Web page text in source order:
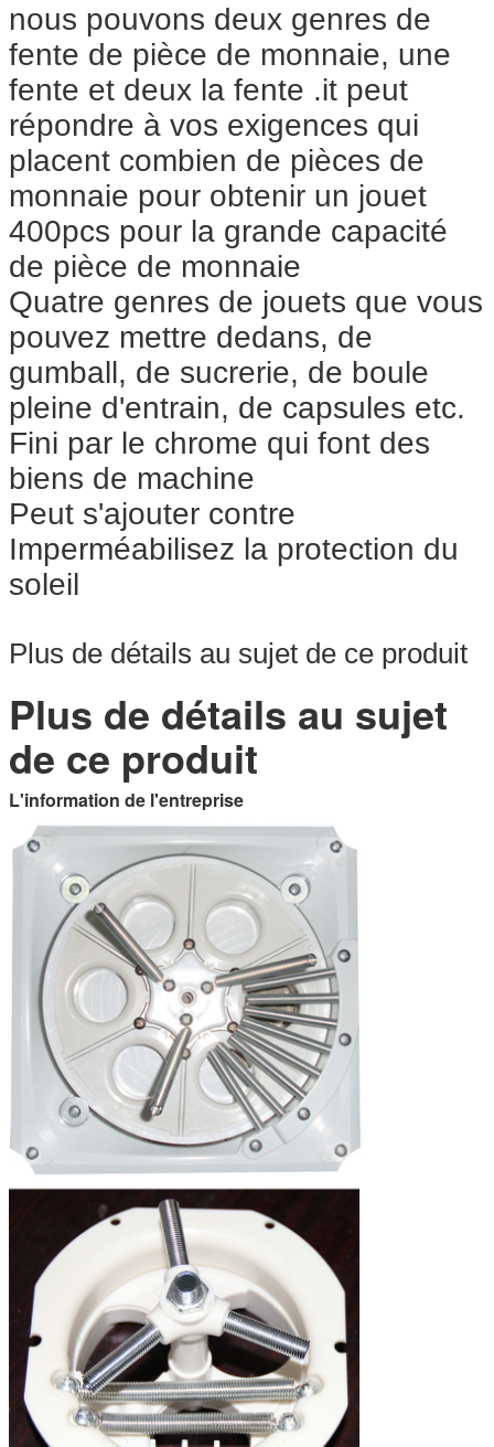
nous pouvons deux genres de
fente de pièce de monnaie, une
fente et deux la fente .it peut
répondre à vos exigences qui
placent combien de pièces de
monnaie pour obtenir un jouet
400pcs pour la grande capacité
de pièce de monnaie
Quatre genres de jouets que vous
pouvez mettre dedans, de
gumball, de sucrerie, de boule
pleine d'entrain, de capsules etc.
Fini par le chrome qui font des
biens de machine
Peut s'ajouter contre
Imperméabilisez la protection du
soleil
Plus de détails au sujet de ce produit
Plus de détails au sujet
de ce produit
L'information de l'entreprise